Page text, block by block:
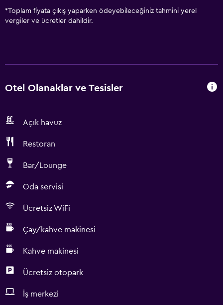
*Toplam fiyata çıkış yaparken ödeyebileceğiniz tahmini yerel
vergiler ve ücretler dahildir.
Otel Olanaklar ve Tesisler
Açık havuz
Restoran
Bar/Lounge
Oda servisi
Ücretsiz WiFi
Çay/kahve makinesi
Kahve makinesi
Ücretsiz otopark
İş merkezi